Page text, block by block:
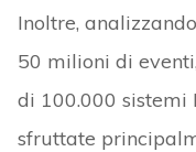
Inoltre,
50 milioni di
di 100.000 sistemi
sfruttate